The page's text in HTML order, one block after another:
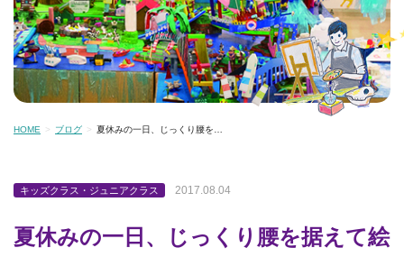
HOME ブログ 夏休みの一日、じっくり腰を…
キッズクラス・ジュニアクラス 2017.08.04
夏休みの一日、じっくり腰を据えて絵